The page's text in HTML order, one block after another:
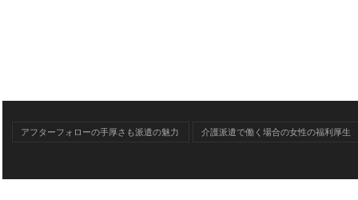
アフターフォローの手厚さも派遣の魅力 介護派遣で働く場合の女性の福利厚生